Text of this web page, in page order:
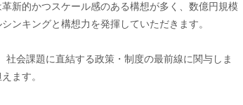
新的かつスケール感のある構想が多く、数億円規模
ンキングと構想力を発揮していただきます。
会課題に直結する政策・制度の最前線に関与しま
ます。